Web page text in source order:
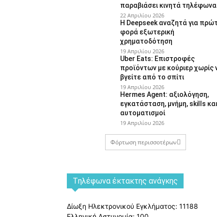
παραβιάσει κινητά τηλέφωνα
22 Απριλίου 2026
Η Deepseek αναζητά για
φορά εξωτερική
χρηματοδότηση
19 Απριλίου 2026
Uber Eats: Επιστροφές
προϊόντων με κούριερ χωρίς
βγείτε από το σπίτι
19 Απριλίου 2026
Hermes Agent: αξιολόγηση,
εγκατάσταση, μνήμη, skills και
αυτοματισμοί
19 Απριλίου 2026
Φόρτωση περισσοτέρων
Tηλέφωνα έκτακτης ανάγκης
Δίωξη Ηλεκτρονικού Εγκλήματος: 11188